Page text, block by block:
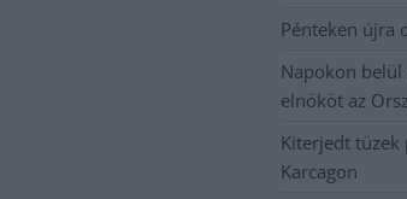
Pénteken újra
Napokon belül
elnököt az
Kiterjedt tüzek
Karcagon